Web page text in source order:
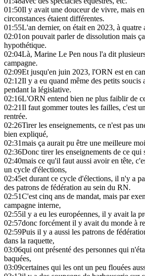
01:50Il y avait une douceur de vivre, mais
circonstances étaient différentes.
01:55L'an dernier, on était en 2023, à quatre
02:01on pouvait parler de dissolution mais
hypothétique.
02:04Là, Marine Le Pen nous l'a dit
campagne.
02:09Et jusqu'en juin 2023, l'ORN est en
02:12Il y a eu quand même des petits soucis
pendant la législative.
02:16L'ORN entend bien ne plus faiblir de
02:21Il faut gommer toutes les failles, c'est
rentrée.
02:26Tirer les enseignements, ce n'est pas
bien expliqué,
02:31mais ça aurait pu être une meilleure
02:36Donc tirer les enseignements de ce qui
02:40mais ce qu'il faut aussi avoir en tête,
un cycle d'élections,
02:45et durant ce cycle d'élections, il n'y a
des patrons de fédération au sein du RN.
02:51C'est cinq ans de mandat, mais par
campagne interne,
02:55il y a eu les européennes, il y avait la
02:57donc forcément il y avait du monde à
02:59Puis il y a aussi les patrons de
dans la raquette,
03:06qui ont présenté des personnes qui
baquées,
03:09certaines qui les ont un peu flouées